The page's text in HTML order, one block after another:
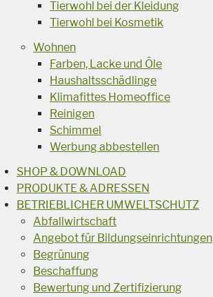
Tierwohl bei der Kleidung
Tierwohl bei Kosmetik
Wohnen
Farben, Lacke und Öle
Haushaltsschädlinge
Klimafittes Homeoffice
Reinigen
Schimmel
Werbung abbestellen
SHOP & DOWNLOAD
PRODUKTE & ADRESSEN
BETRIEBLICHER UMWELTSCHUTZ
Abfallwirtschaft
Angebot für Bildungseinrichtungen
Begrünung
Beschaffung
Bewertung und Zertifizierung